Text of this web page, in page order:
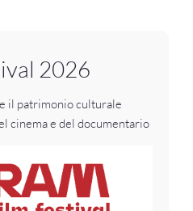
2026
il patrimonio culturale
cinema e del documentario